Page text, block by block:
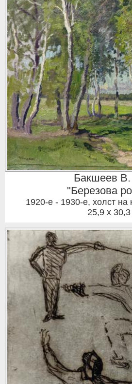
Бакшеев
"Березова
1920-е - 1930-е, холст на
25,9 x 30,3